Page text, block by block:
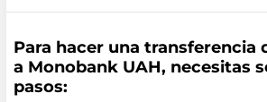
Para hacer una transferencia
a Monobank UAH, necesitas
pasos: